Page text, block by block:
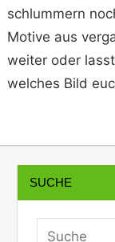
schlummern
Motive aus
weiter oder
welches Bild
SUCHE